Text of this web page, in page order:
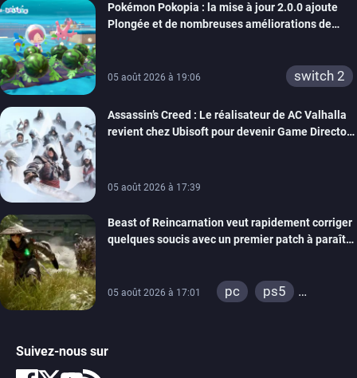
Pokémon Pokopia : la mise à jour 2.0.0 ajoute
Plongée et de nombreuses améliorations de
05 août 2026 à 19:06 switch 2
Assassin’s Creed : Le réalisateur de AC Valhalla
revient chez Ubisoft pour devenir Game Director
05 août 2026 à 17:39
Beast of Reincarnation veut rapidement corriger
quelques soucis avec un premier patch à paraître
05 août 2026 à 17:01 pc
ps5
Suivez-nous sur